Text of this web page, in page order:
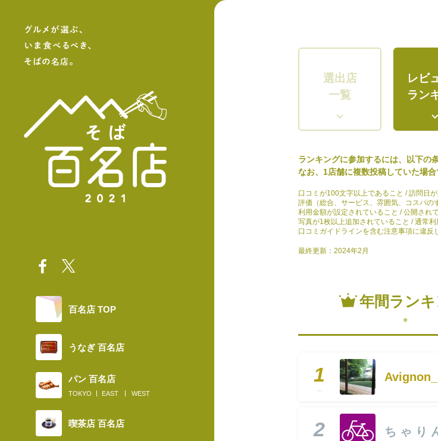
百名店 TOP
うなぎ 百名店
パン 百名店
TOKYO EAST WEST
喫茶店 百名店
選出店
一覧
レビ
ラン
ランキングに参加するには、以下の
なお、1店舗に複数投稿していた場
口コミが100文字以上であること / 訪問日
評価（総合、サービス、雰囲気、コスパの
利用金額が設定されていること / 公開され
写真が1枚以上追加されていること / 通常
口コミガイドラインを含む注意事項に違反
最終更新：2024年2月
年間ラン
※
1
2 ち ゃ り